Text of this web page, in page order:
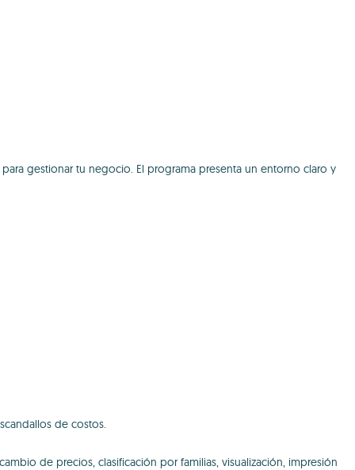
gestionar tu negocio. El programa presenta un entorno claro y
de costos.
de precios, clasificación por familias, visualización, impresión